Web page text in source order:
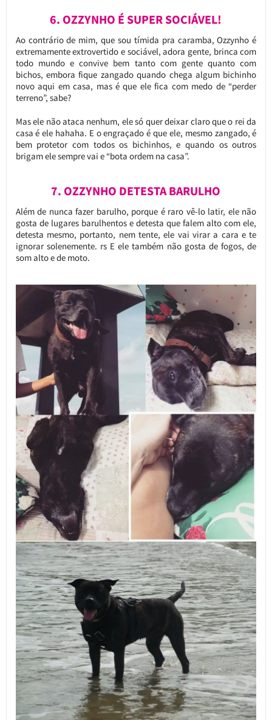
6. OZZYNHO É SUPER SOCIÁVEL!
Ao contrário de mim, que sou tímida pra caramba, Ozzynho é
extremamente extrovertido e sociável, adora gente, brinca com
todo mundo e convive bem tanto com gente quanto com
bichos, embora fique zangado quando chega algum bichinho
novo aqui em casa, mas é que ele fica com medo de “perder
terreno”, sabe?
Mas ele não ataca nenhum, ele só quer deixar claro que o rei da
casa é ele hahaha. E o engraçado é que ele, mesmo zangado, é
bem protetor com todos os bichinhos, e quando os outros
brigam ele sempre vai e “bota ordem na casa”.
7. OZZYNHO DETESTA BARULHO
Além de nunca fazer barulho, porque é raro vê-lo latir, ele não
gosta de lugares barulhentos e detesta que falem alto com ele,
detesta mesmo, portanto, nem tente, ele vai virar a cara e te
ignorar solenemente. rs E ele também não gosta de fogos, de
som alto e de moto.